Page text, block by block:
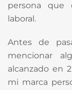
persona que
laboral.
Antes de
mencionar
alcanzado en
mi marca